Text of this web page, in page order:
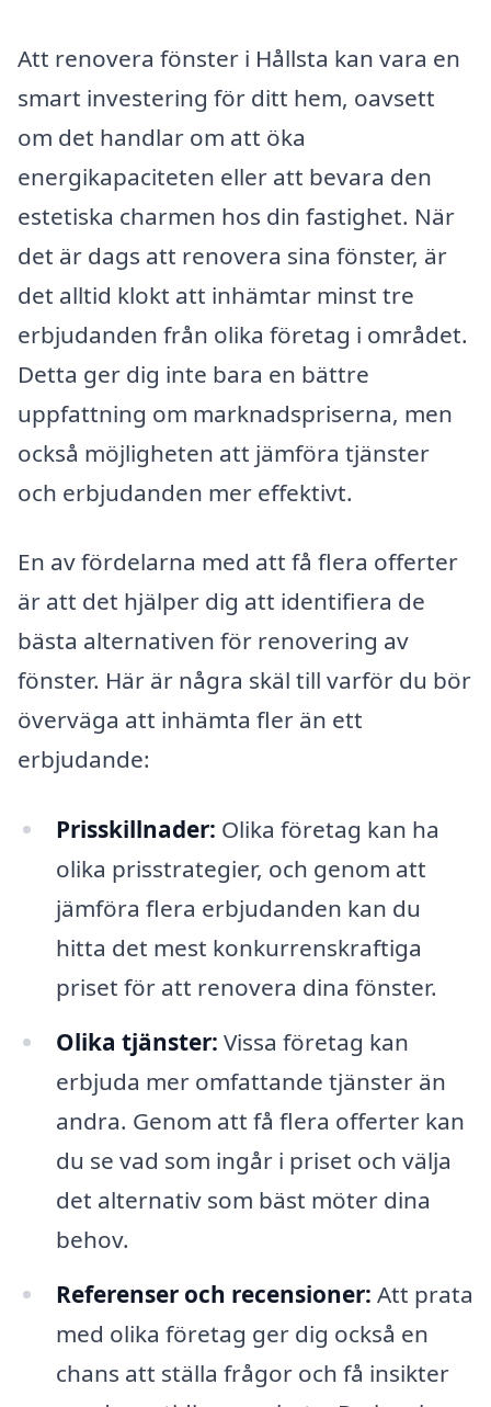
Att renovera fönster i Hållsta kan vara en
smart investering för ditt hem, oavsett
om det handlar om att öka
energikapaciteten eller att bevara den
estetiska charmen hos din fastighet. När
det är dags att renovera sina fönster, är
det alltid klokt att inhämtar minst tre
erbjudanden från olika företag i området.
Detta ger dig inte bara en bättre
uppfattning om marknadspriserna, men
också möjligheten att jämföra tjänster
och erbjudanden mer effektivt.
En av fördelarna med att få flera offerter
är att det hjälper dig att identifiera de
bästa alternativen för renovering av
fönster. Här är några skäl till varför du bör
överväga att inhämta fler än ett
erbjudande:
Prisskillnader: Olika företag kan ha
olika prisstrategier, och genom att
jämföra flera erbjudanden kan du
hitta det mest konkurrenskraftiga
priset för att renovera dina fönster.
Olika tjänster: Vissa företag kan
erbjuda mer omfattande tjänster än
andra. Genom att få flera offerter kan
du se vad som ingår i priset och välja
det alternativ som bäst möter dina
behov.
Referenser och recensioner: Att prata
med olika företag ger dig också en
chans att ställa frågor och få insikter